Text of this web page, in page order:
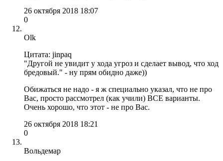
26 октября 2018 18:07
0
Olk
Цитата: jinpaq
"Другой не увидит у хода угроз и сделает вывод, что ход
бредовый." - ну прям обидно даже))
Обижаться не надо - я ж специально указал, что не про
Вас, просто рассмотрел (как учили) ВСЕ варианты.
Очень хорошо, что этот - не про Вас.
26 октября 2018 18:21
0
Вольдемар